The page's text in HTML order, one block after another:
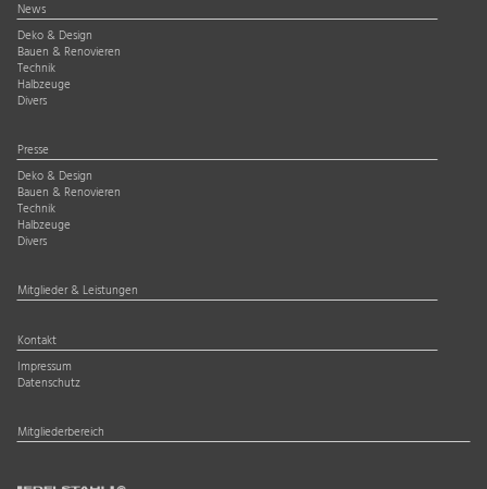
News
Deko & Design
Bauen & Renovieren
Technik
Halbzeuge
Divers
Presse
Deko & Design
Bauen & Renovieren
Technik
Halbzeuge
Divers
Mitglieder & Leistungen
Kontakt
Impressum
Datenschutz
Mitgliederbereich